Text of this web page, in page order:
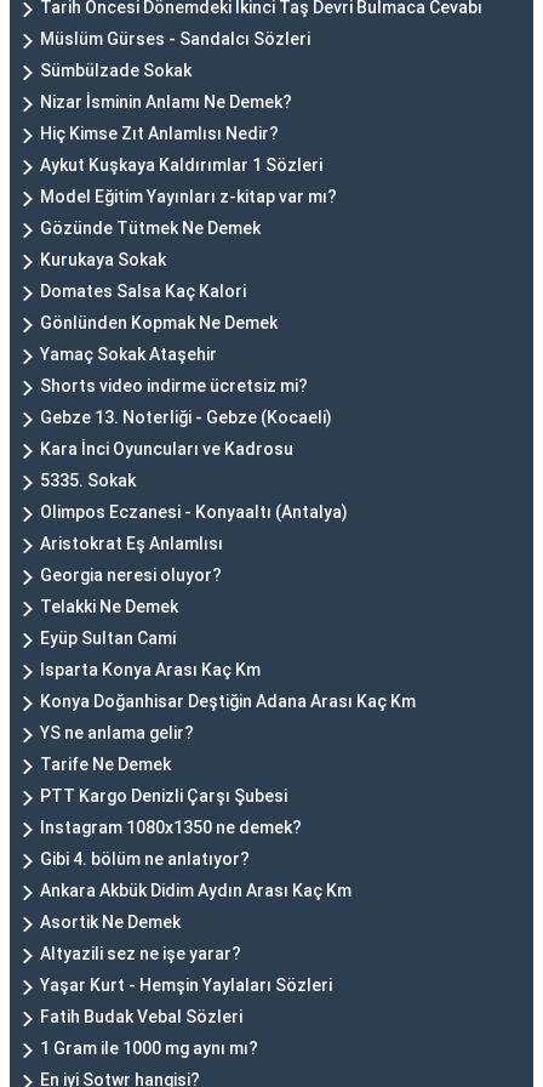
Tarih Öncesi Dönemdeki Ikinci Taş Devri Bulmaca Cevabı
Müslüm Gürses - Sandalcı Sözleri
Sümbülzade Sokak
Nizar İsminin Anlamı Ne Demek?
Hiç Kimse Zıt Anlamlısı Nedir?
Aykut Kuşkaya Kaldırımlar 1 Sözleri
Model Eğitim Yayınları z-kitap var mı?
Gözünde Tütmek Ne Demek
Kurukaya Sokak
Domates Salsa Kaç Kalori
Gönlünden Kopmak Ne Demek
Yamaç Sokak Ataşehir
Shorts video indirme ücretsiz mi?
Gebze 13. Noterliği - Gebze (Kocaeli)
Kara İnci Oyuncuları ve Kadrosu
5335. Sokak
Olimpos Eczanesi - Konyaaltı (Antalya)
Aristokrat Eş Anlamlısı
Georgia neresi oluyor?
Telakki Ne Demek
Eyüp Sultan Cami
Isparta Konya Arası Kaç Km
Konya Doğanhisar Deştiğin Adana Arası Kaç Km
YS ne anlama gelir?
Tarife Ne Demek
PTT Kargo Denizli Çarşı Şubesi
Instagram 1080x1350 ne demek?
Gibi 4. bölüm ne anlatıyor?
Ankara Akbük Didim Aydın Arası Kaç Km
Asortik Ne Demek
Altyazili sez ne işe yarar?
Yaşar Kurt - Hemşin Yaylaları Sözleri
Fatih Budak Vebal Sözleri
1 Gram ile 1000 mg aynı mı?
En iyi Sotwr hangisi?